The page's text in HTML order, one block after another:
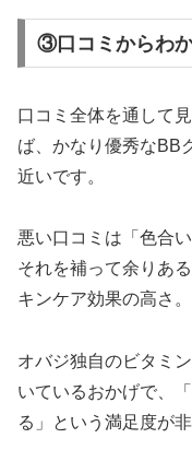
③口コミからわ
口コミ全体を通して
ば、かなり優秀なBB
近いです。
悪い口コミは「色合
それを補って余りあ
キンケア効果の高さ。
オバジ独自のビタミ
いているおかげで、
る」という満足度が